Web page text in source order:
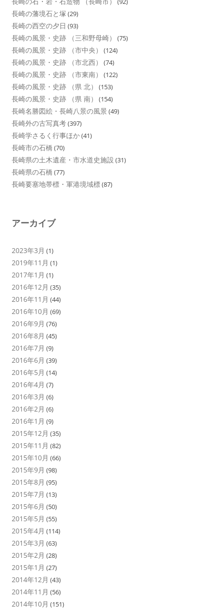
長崎の藩境石と塚 (29)
長崎の西空の夕日 (93)
長崎の風景・史跡 （三和野母崎） (75)
長崎の風景・史跡 （市中央） (124)
長崎の風景・史跡 （市北西） (74)
長崎の風景・史跡 （市東南） (122)
長崎の風景・史跡 （県 北） (153)
長崎の風景・史跡 （県 南） (154)
長崎名勝図絵・長崎八景の風景 (49)
長崎外の古写真考(397)
長崎学さるく行事ほか(41)
長崎市の石橋 (70)
長崎県の土木遺産・市水道史施設 (31)
長崎県の石橋 (77)
長崎要塞地帯標・軍港境域標(87)
アーカイブ
2023年3月 (1)
2019年11月 (1)
2017年1月 (1)
2016年12月 (35)
2016年11月 (44)
2016年10月 (69)
2016年9月 (76)
2016年8月 (45)
2016年7月 (9)
2016年6月 (39)
2016年5月 (14)
2016年4月 (7)
2016年3月 (6)
2016年2月 (6)
2016年1月 (9)
2015年12月 (35)
2015年11月 (82)
2015年10月 (66)
2015年9月 (98)
2015年8月 (95)
2015年7月 (13)
2015年6月 (50)
2015年5月 (55)
2015年4月 (114)
2015年3月 (63)
2015年2月 (28)
2015年1月 (27)
2014年12月 (43)
2014年11月 (56)
2014年10月 (151)